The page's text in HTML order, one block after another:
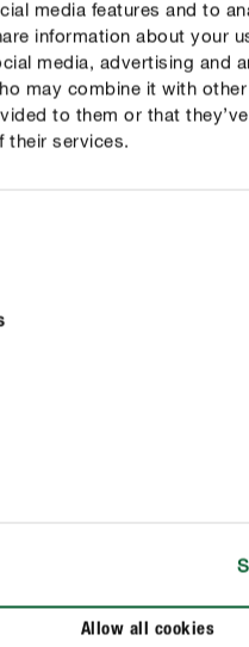
media features and to
information about your
media, advertising and
may combine it with
to them or that
their services.
Allow all cookies
skrzydłach mają czarne
zwalczać bielinka
gąsienice środkiem